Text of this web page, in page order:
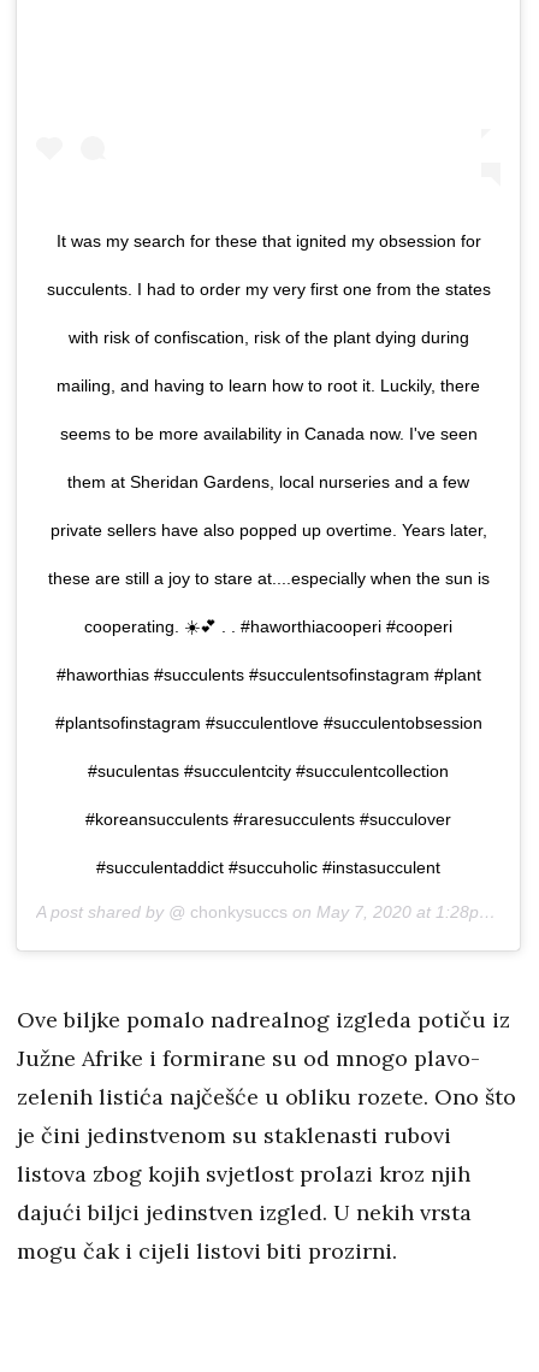
It was my search for these that ignited my obsession for
succulents. I had to order my very first one from the states
with risk of confiscation, risk of the plant dying during
mailing, and having to learn how to root it. Luckily, there
seems to be more availability in Canada now. I've seen
them at Sheridan Gardens, local nurseries and a few
private sellers have also popped up overtime. Years later,
these are still a joy to stare at....especially when the sun is
cooperating. ☀️💕 . . #haworthiacooperi #cooperi
#haworthias #succulents #succulentsofinstagram #plant
#plantsofinstagram #succulentlove #succulentobsession
#suculentas #succulentcity #succulentcollection
#koreansucculents #raresucculents #succulover
#succulentaddict #succuholic #instasucculent
A post shared by @ chonkysuccs on May 7, 2020 at 1:28pm PDT
Ove biljke pomalo nadrealnog izgleda potiču iz
Južne Afrike i formirane su od mnogo plavo-
zelenih listića najčešće u obliku rozete. Ono što
je čini jedinstvenom su staklenasti rubovi
listova zbog kojih svjetlost prolazi kroz njih
dajući biljci jedinstven izgled. U nekih vrsta
mogu čak i cijeli listovi biti prozirni.